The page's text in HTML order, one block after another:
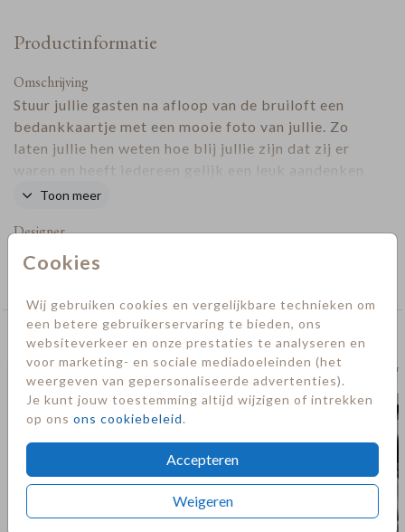
Cookies
Wij gebruiken cookies en vergelijkbare technieken om
een betere gebruikerservaring te bieden, ons
websiteverkeer en onze prestaties te analyseren en
voor marketing- en sociale mediadoeleinden (het
weergeven van gepersonaliseerde advertenties).
Je kunt jouw toestemming altijd wijzigen of intrekken
op ons ons cookiebeleid.
Accepteren
Weigeren
Productinformatie
Omschrijving
Stuur jullie gasten na afloop van de bruiloft een
bedankkaartje met een mooie foto van jullie. Zo
laten jullie hen weten hoe blij jullie zijn dat zij er
waren en heeft iedereen gelijk een leuk aandenken
aan jullie prachtige dag!
Toon meer
Designer
Collectie
Deze kaarten vind je misschien ook leuk
bedankkaart